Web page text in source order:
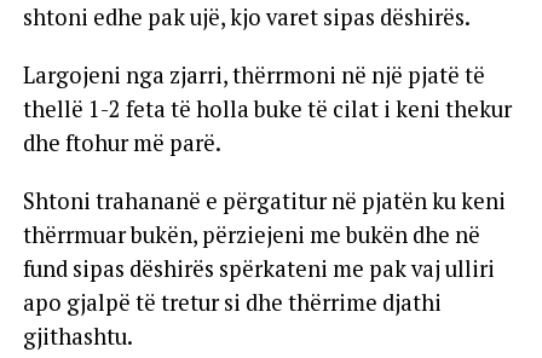
shtoni edhe pak ujë, kjo varet sipas dëshirës.
Largojeni nga zjarri, thërrmoni në një pjatë të
thellë 1-2 feta të holla buke të cilat i keni thekur
dhe ftohur më parë.
Shtoni trahananë e përgatitur në pjatën ku keni
thërrmuar bukën, përziejeni me bukën dhe në
fund sipas dëshirës spërkateni me pak vaj ulliri
apo gjalpë të tretur si dhe thërrime djathi
gjithashtu.